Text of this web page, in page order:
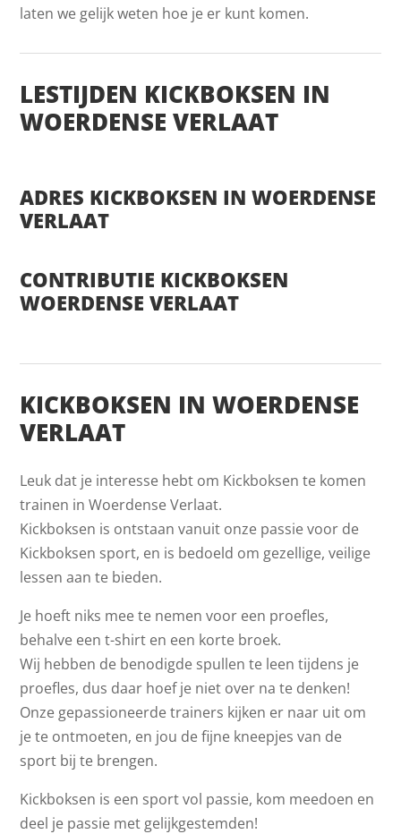
laten we gelijk weten hoe je er kunt komen.
LESTIJDEN KICKBOKSEN IN
WOERDENSE VERLAAT
ADRES KICKBOKSEN IN WOERDENSE
VERLAAT
CONTRIBUTIE KICKBOKSEN
WOERDENSE VERLAAT
KICKBOKSEN IN WOERDENSE
VERLAAT
Leuk dat je interesse hebt om Kickboksen te komen
trainen in Woerdense Verlaat.
Kickboksen is ontstaan vanuit onze passie voor de
Kickboksen sport, en is bedoeld om gezellige, veilige
lessen aan te bieden.
Je hoeft niks mee te nemen voor een proefles,
behalve een t-shirt en een korte broek.
Wij hebben de benodigde spullen te leen tijdens je
proefles, dus daar hoef je niet over na te denken!
Onze gepassioneerde trainers kijken er naar uit om
je te ontmoeten, en jou de fijne kneepjes van de
sport bij te brengen.
Kickboksen is een sport vol passie, kom meedoen en
deel je passie met gelijkgestemden!